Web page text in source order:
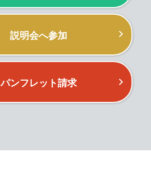
説明会へ参加
パンフレット請求